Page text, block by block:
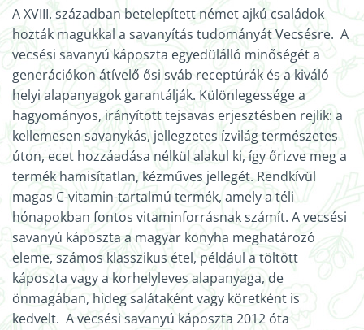
A XVIII. században betelepített német ajkú családok
hozták magukkal a savanyítás tudományát Vecsésre. A
vecsési savanyú káposzta egyedülálló minőségét a
generációkon átívelő ősi sváb receptúrák és a kiváló
helyi alapanyagok garantálják. Különlegessége a
hagyományos, irányított tejsavas erjesztésben rejlik: a
kellemesen savanykás, jellegzetes ízvilág természetes
úton, ecet hozzáadása nélkül alakul ki, így őrizve meg a
termék hamisítatlan, kézműves jellegét. Rendkívül
magas C-vitamin-tartalmú termék, amely a téli
hónapokban fontos vitaminforrásnak számít. A vecsési
savanyú káposzta a magyar konyha meghatározó
eleme, számos klasszikus étel, például a töltött
káposzta vagy a korhelyleves alapanyaga, de
önmagában, hideg salátaként vagy köretként is
kedvelt. A vecsési savanyú káposzta 2012 óta